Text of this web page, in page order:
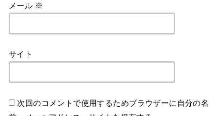
メール ※
サイト
次回のコメントで使用するためブラウザーに自分の名